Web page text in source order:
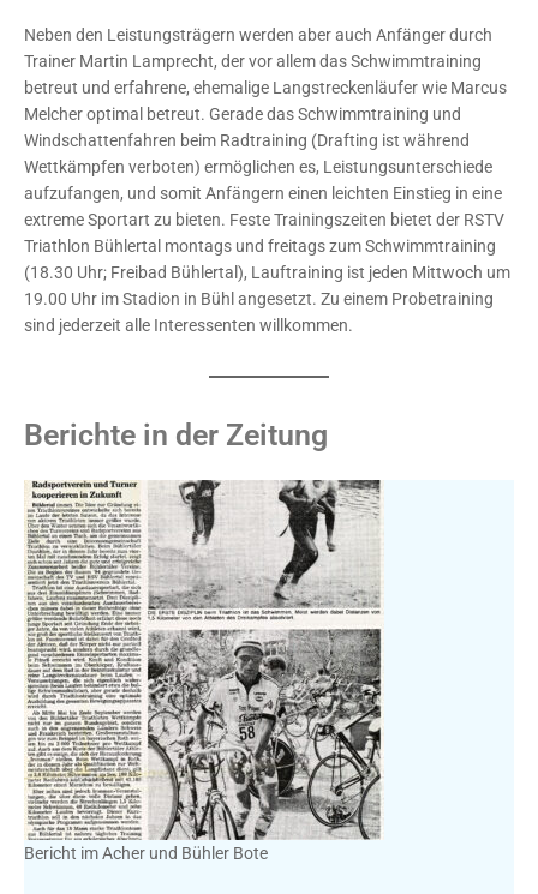
Neben den Leistungsträgern werden aber auch Anfänger durch
Trainer Martin Lamprecht, der vor allem das Schwimmtraining
betreut und erfahrene, ehemalige Langstreckenläufer wie Marcus
Melcher optimal betreut. Gerade das Schwimmtraining und
Windschattenfahren beim Radtraining (Drafting ist während
Wettkämpfen verboten) ermöglichen es, Leistungsunterschiede
aufzufangen, und somit Anfängern einen leichten Einstieg in eine
extreme Sportart zu bieten. Feste Trainingszeiten bietet der RSTV
Triathlon Bühlertal montags und freitags zum Schwimmtraining
(18.30 Uhr; Freibad Bühlertal), Lauftraining ist jeden Mittwoch um
19.00 Uhr im Stadion in Bühl angesetzt. Zu einem Probetraining
sind jederzeit alle Interessenten willkommen.
Berichte in der Zeitung
Bericht im Acher und Bühler Bote